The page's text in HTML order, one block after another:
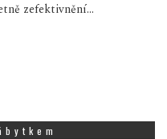
zefektivnění...